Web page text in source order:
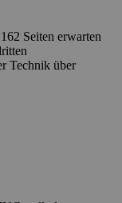
Seiten erwarten
Technik über